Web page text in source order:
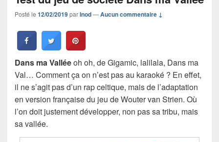
Posté le 12/02/2019parInod—Aucun commentaire ↓
Dans ma Valléeoh oh, de Gigamic, lalilala, Dans ma
Val… Comment ça on n’est pas au karaoké ? En effet,
il ne s’agit pas d’un rap celtique, mais de l’adaptation
en version française du jeu de Wouter van Strien. Où
l’on doit justement développer, non pas sa tribu, mais
sa vallée.